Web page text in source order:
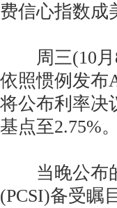
费信心指数成
周三(10月8
依照惯例发布
将公布利率决
基点至2.75%。
当晚公布的
(PCSI)备受瞩